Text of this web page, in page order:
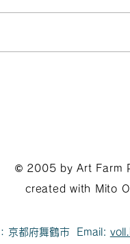
​© 2005 by Art Farm
created with Mito
京都府舞鶴市 Email: